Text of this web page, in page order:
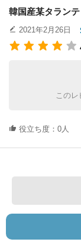
役：Myung-gu
韓国産某タラン
2021年2月26日
この
役立ち度：0人